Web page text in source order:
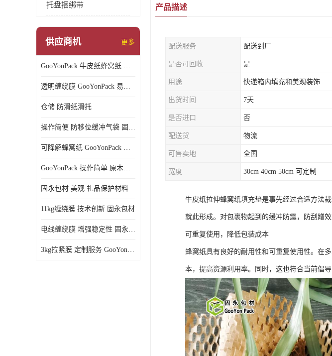
托盘捆绑带
供应商机 更多
GooYonPack 牛皮纸蜂窝纸 循环使用
透明缠绕膜 GooYonPack 易撕扯不残留
仓储 防滑纸滑托
操作简便 防移位缓冲气袋 固永包材
可降解蜂窝纸 GooYonPack 循环使用
GooYonPack 操作简单 原木浆蜂巢网格纸
固永包材 美观 礼品保护材料
11kg缠绕膜 技术创新 固永包材
电线缠绕膜 增强稳定性 固永包材
3kg拉紧膜 定制服务 GooYonPack
产品描述
配送服务 配送到厂
是否可回收 是
用途 快递箱内填充和美观装饰
出货时间 7天
是否进口 否
配送货 物流
可售卖地 全国
宽度 30cm 40cm 50cm 可定制
牛皮纸拉伸蜂窝纸填充垫是事先经过合适方法
就此形成。对包裹物起到的缓冲防震，防刮蹭效
可重复使用，降低包装成本
蜂窝纸具有良好的耐用性和可重复使用性。在
本，提高资源利用率。同时，这也符合当前倡导